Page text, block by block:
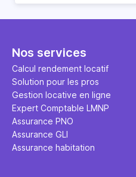
Paris qui sont des meublés
Louer en airbnb, est-ce
prévoir ? Les différentes
conditions à remplir ?
Nos services
Calcul rendement locatif
Solution pour les pros
Gestion locative en ligne
Expert Comptable LMNP
Assurance PNO
Assurance GLI
Assurance habitation